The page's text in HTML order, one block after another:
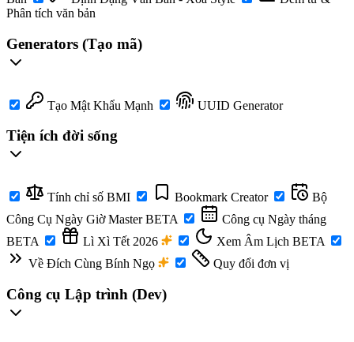
Phân tích văn bản
Generators (Tạo mã)
Tạo Mật Khẩu Mạnh UUID Generator
Tiện ích đời sống
Tính chỉ số BMI Bookmark Creator
Bộ
Công Cụ Ngày Giờ MasterBETA
Công cụ Ngày tháng
BETA
Lì Xì Tết 2026 Xem Âm Lịch BETA
Về Đích Cùng Bính Ngọ
Quy đổi đơn vị
Công cụ Lập trình (Dev)